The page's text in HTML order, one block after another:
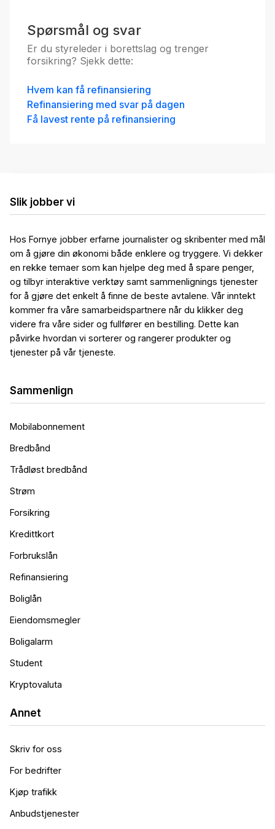
Spørsmål og svar
Er du styreleder i borettslag og trenger
forsikring? Sjekk dette:
Hvem kan få refinansiering
Refinansiering med svar på dagen
Få lavest rente på refinansiering
Slik jobber vi
Hos Fornye jobber erfarne journalister og skribenter med mål
om å gjøre din økonomi både enklere og tryggere. Vi dekker
en rekke temaer som kan hjelpe deg med å spare penger,
og tilbyr interaktive verktøy samt sammenlignings tjenester
for å gjøre det enkelt å finne de beste avtalene. Vår inntekt
kommer fra våre samarbeidspartnere når du klikker deg
videre fra våre sider og fullfører en bestilling. Dette kan
påvirke hvordan vi sorterer og rangerer produkter og
tjenester på vår tjeneste.
Sammenlign
Mobilabonnement
Bredbånd
Trådløst bredbånd
Strøm
Forsikring
Kredittkort
Forbrukslån
Refinansiering
Boliglån
Eiendomsmegler
Boligalarm
Student
Kryptovaluta
Annet
Skriv for oss
For bedrifter
Kjøp trafikk
Anbudstjenester